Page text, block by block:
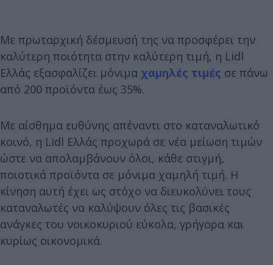
Με πρωταρχική δέσμευσή της να προσφέρει την
καλύτερη ποιότητα στην καλύτερη τιμή, η Lidl
Ελλάς εξασφαλίζει μόνιμα χαμηλές τιμές σε πάνω
από 200 προϊόντα έως 35%.
Με αίσθημα ευθύνης απέναντι στο καταναλωτικό
κοινό, η Lidl Ελλάς προχωρά σε νέα μείωση τιμών
ώστε να απολαμβάνουν όλοι, κάθε στιγμή,
ποιοτικά προϊόντα σε μόνιμα χαμηλή τιμή. Η
κίνηση αυτή έχει ως στόχο να διευκολύνει τους
καταναλωτές να καλύψουν όλες τις βασικές
ανάγκες του νοικοκυριού εύκολα, γρήγορα και
κυρίως οικονομικά.